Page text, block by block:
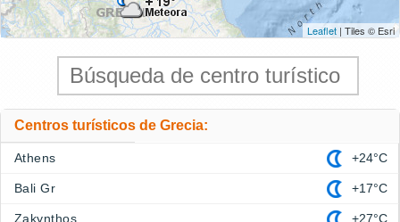
Leaflet | Tiles © Esri
Centros turísticos de Grecia:
Athens +24°C
Bali Gr +17°C
Zakynthos +27°C